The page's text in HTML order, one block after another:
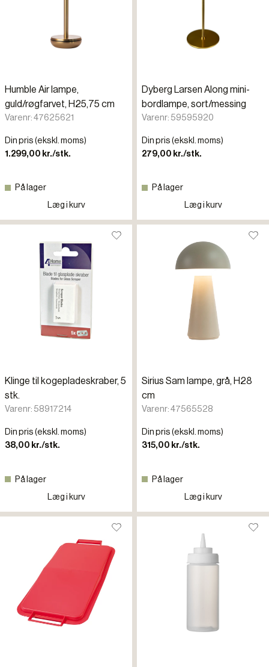
Humble Air lampe,
guld/røgfarvet, H25,75 cm
Varenr: 47625621
Din pris (ekskl. moms)
1.299,00 kr./stk.
På lager
Læg i kurv
Dyberg Larsen Along mini-
bordlampe, sort/messing
Varenr: 59595920
Din pris (ekskl. moms)
279,00 kr./stk.
På lager
Læg i kurv
Klinge til kogepladeskraber, 5
stk.
Varenr: 58917214
Din pris (ekskl. moms)
38,00 kr./stk.
På lager
Læg i kurv
Sirius Sam lampe, grå, H28
cm
Varenr: 47565528
Din pris (ekskl. moms)
315,00 kr./stk.
På lager
Læg i kurv